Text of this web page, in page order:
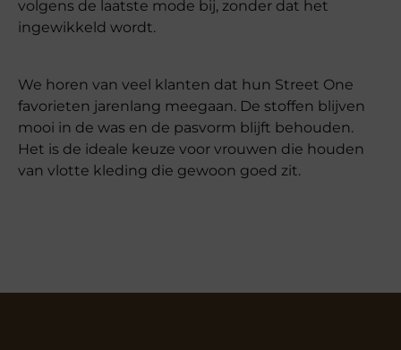
volgens de laatste mode bij, zonder dat het
ingewikkeld wordt.
We horen van veel klanten dat hun Street One
favorieten jarenlang meegaan. De stoffen blijven
mooi in de was en de pasvorm blijft behouden.
Het is de ideale keuze voor vrouwen die houden
van vlotte kleding die gewoon goed zit.